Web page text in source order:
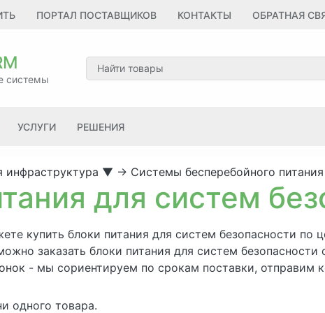
ПОРТАЛ ПОСТАВЩИКОВ КОНТАКТЫ ОБРАТНАЯ
системы
УСЛУГИ РЕШЕНИЯ
инфраструктура ▼ → Системы бесперебойного питания
для систем
купить блоки питания для систем безопасности по
заказать блоки питания для систем
- мы сориентируем по срокам поставки, отправим
одного товара.